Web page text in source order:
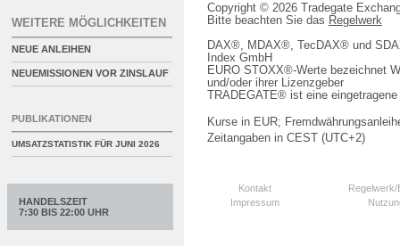
Copyright © 2026 Tradegate
Bitte beachten Sie das Regelwerk
DAX®, MDAX®, TecDAX® und
Index GmbH
EURO STOXX®-Werte bezeichnet
und/oder ihrer Lizenzgeber
TRADEGATE® ist eine
Kurse in EUR;
Zeitangaben in CEST (UTC+2)
Kontakt
Impressum
WEITERE MÖGLICHKEITEN
NEUE ANLEIHEN
NEUEMISSIONEN VOR ZINSLAUF
PUBLIKATIONEN
UMSATZSTATISTIK FÜR JUNI 2026
HANDELSZEIT
7:30 BIS 22:00 UHR